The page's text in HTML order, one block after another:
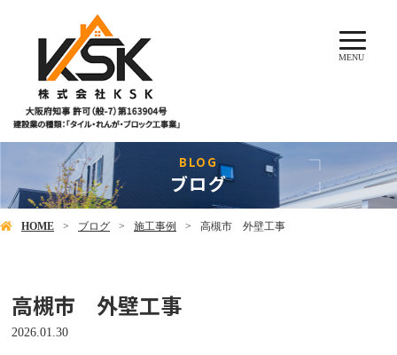
MENU
ブログ
HOME ブログ 施工事例 高槻市 外壁工事
高槻市 外壁工事
2026.01.30